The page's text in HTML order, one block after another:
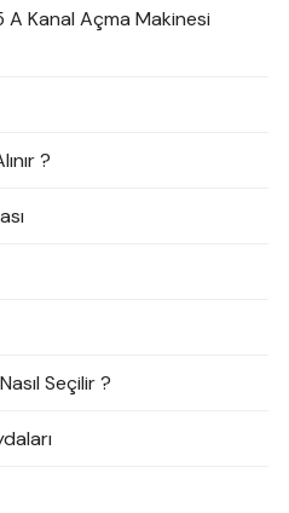
Kanal Açma Makinesi
?
Seçilir ?